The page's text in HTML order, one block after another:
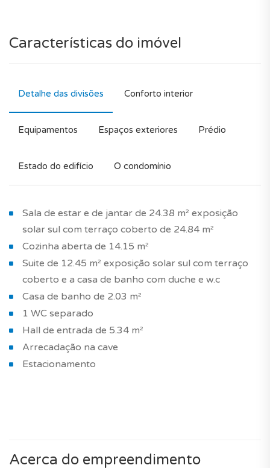
Características do imóvel
Detalhe das divisões Conforto interior
Equipamentos Espaços exteriores Prédio
Estado do edifício O condomínio
Sala de estar e de jantar de 24.38 m² exposição
solar sul com terraço coberto de 24.84 m²
Cozinha aberta de 14.15 m²
Suite de 12.45 m² exposição solar sul com terraço
coberto e a casa de banho com duche e w.c
Casa de banho de 2.03 m²
1 WC separado
Hall de entrada de 5.34 m²
Arrecadação na cave
Estacionamento
Acerca do empreendimento